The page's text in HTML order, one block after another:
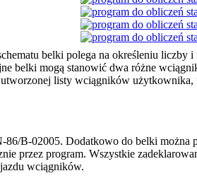
belki polega na określeniu liczby i
belki mogą stanowić dwa różne
listy wciągników użytkownika,
B-02005. Dodatkowo do belki można
przez program. Wszystkie
wciągników.